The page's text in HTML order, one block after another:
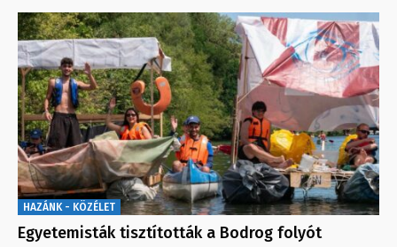
HAZÁNK - KÖZÉLET
Egyetemisták tisztították a Bodrog folyót